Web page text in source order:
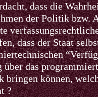
dass die
der Politik bzw.
dass der Staat
über das
bringen können,
?